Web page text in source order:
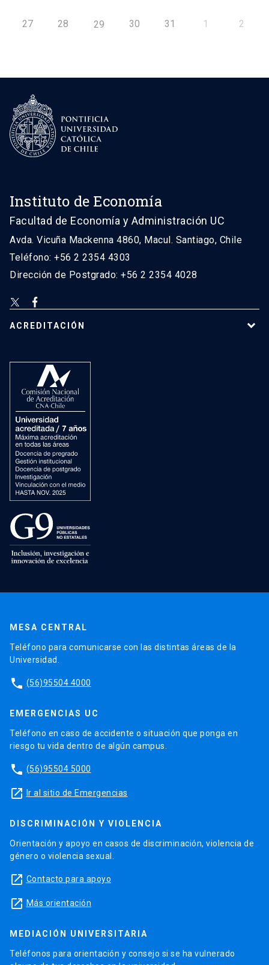
27 28 29 30 31 1 2
Instituto de Economía
Facultad de Economía y Administración UC
Avda. Vicuña Mackenna 4860, Macul. Santiago, Chile
Teléfono: +56 2 2354 4303
Dirección de Postgrado: +56 2 2354 4028
ACREDITACIÓN
MESA CENTRAL
Teléfono para comunicarse con las distintas áreas de la
Universidad.
phone (56)95504 4000
EMERGENCIAS UC
Teléfono en caso de accidente o situación que ponga en
riesgo tu vida dentro de algún campus.
phone (56)95504 5000
launch Ir al sitio de Emergencias
DISCRIMINACIÓN Y VIOLENCIA
Orientación y apoyo en casos de discriminación, violencia de
género o violencia sexual.
launch Contacto para apoyo
launch Más orientación
MEDIACIÓN UNIVERSITARIA
Teléfonos para orientación y consejo si se ha vulnerado